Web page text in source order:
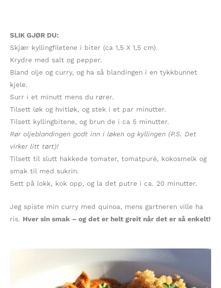
SLIK GJØR DU:
Skjær kyllingfiletene i biter (ca 1,5 X 1,5 cm).
Krydre med salt og pepper.
Bland olje og curry, og ha så blandingen i en tykkbunnet
kjele.
Surr i et minutt mens du rører.
Tilsett løk og hvitløk, og stek i et par minutter.
Tilsett kyllingbitene, og brun de i ca 5 minutter.
Rør oljeblandingen godt inn i løken og kyllingen (P.S. Det
virker litt tørt)!
Tilsett til slutt hakkede tomater, tomatpuré, kokosmelk og
smak til med sukrin.
Sett på lokk, kok opp, og la det putre i ca. 20 minutter.
Jeg spiste min curry med quinoa, mens gartneren ville ha
ris. Hver sin smak – og det er helt greit når det er så enkelt!